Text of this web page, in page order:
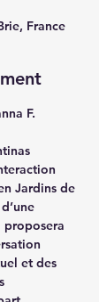
France
F.
Jardins de
proposera
et des